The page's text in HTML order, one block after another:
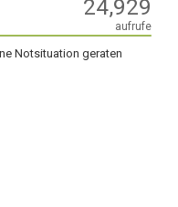
24,929
aufrufe
Notsituation geraten